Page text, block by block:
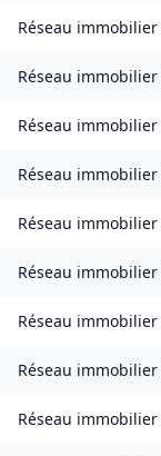
Réseau immobilier
Réseau immobilier
Réseau immobilier
Réseau immobilier
Réseau immobilier
Réseau immobilier
Réseau immobilier
Réseau immobilier
Réseau immobilier